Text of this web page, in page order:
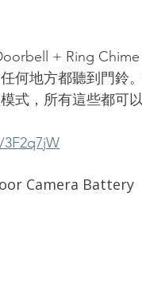
+ Ring
何地方都聽到門鈴
式，所有這些都可
Camera Battery